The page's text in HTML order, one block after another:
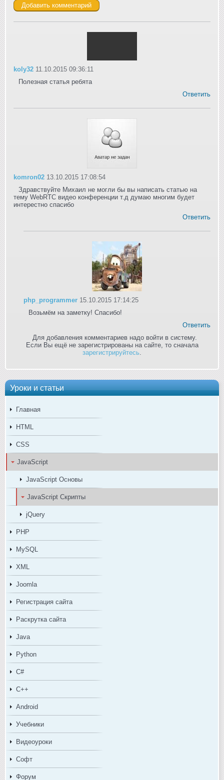
Уроки и статьи
Главная
HTML
CSS
JavaScript
JavaScript Основы
JavaScript Скрипты
jQuery
PHP
MySQL
XML
Joomla
Регистрация сайта
Раскрутка сайта
Java
Python
C#
C++
Android
Учебники
Видеоуроки
Софт
Форум
koly32 11.10.2015 09:36:11
Полезная статья ребята
Ответить
komron02 13.10.2015 17:08:54
Здравствуйте Михаил не могли бы вы написать статью на
тему WebRTC видео конференции т.д думаю многим будет
интерестно спасибо
Ответить
php_programmer 15.10.2015 17:14:25
Возьмём на заметку! Спасибо!
Ответить
Для добавления комментариев надо войти в систему.
Если Вы ещё не зарегистрированы на сайте, то сначала
зарегистрируйтесь